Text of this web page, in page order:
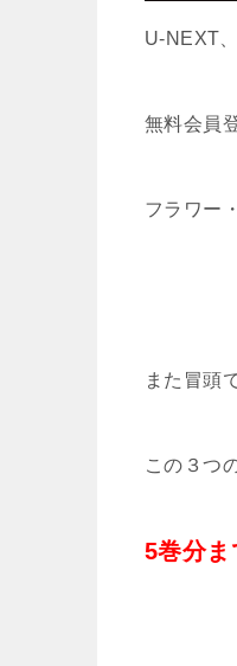
U-NEXT
無料会員
フラワー
また冒頭
この３つ
5巻分ま